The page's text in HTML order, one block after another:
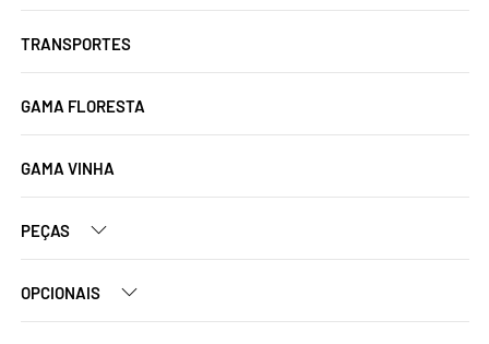
TRANSPORTES
GAMA FLORESTA
GAMA VINHA
PEÇAS
OPCIONAIS